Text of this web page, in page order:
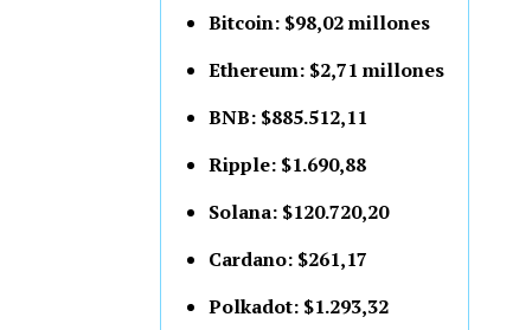
Bitcoin: $98,02 millones
Ethereum: $2,71 millones
BNB: $885.512,11
Ripple: $1.690,88
Solana: $120.720,20
Cardano: $261,17
Polkadot: $1.293,32